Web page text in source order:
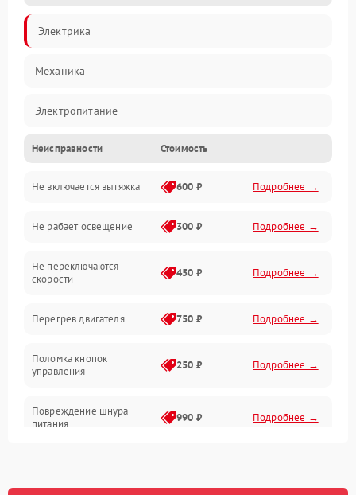
Электрика
Механика
Электропитание
Вентиляция
Освещение
Механические повреждения
Электроника
Неисправности Стоимость
Не включается вытяжка 600 ₽ Подробнее →
Не рабает освещение 300 ₽ Подробнее →
Не переключаются
скорости
450 ₽ Подробнее →
Перегрев двигателя 750 ₽ Подробнее →
Поломка кнопок
управления
250 ₽ Подробнее →
Повреждение шнура
питания
990 ₽ Подробнее →